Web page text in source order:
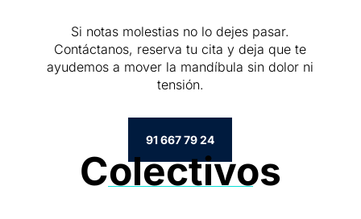
Si notas molestias no lo dejes pasar.
Contáctanos, reserva tu cita y deja que te
ayudemos a mover la mandíbula sin dolor ni
tensión.
91 667 79 24
Colectivos